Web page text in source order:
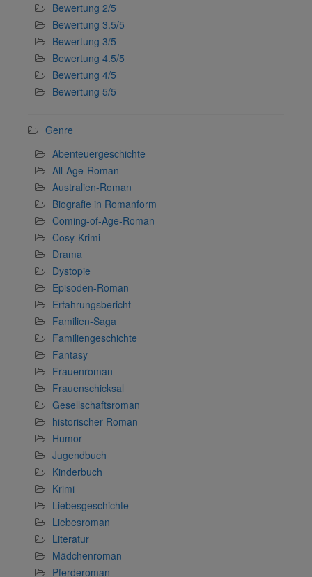
Bewertung 2/5
Bewertung 3.5/5
Bewertung 3/5
Bewertung 4.5/5
Bewertung 4/5
Bewertung 5/5
Genre
Abenteuergeschichte
All-Age-Roman
Australien-Roman
Biografie in Romanform
Coming-of-Age-Roman
Cosy-Krimi
Drama
Dystopie
Episoden-Roman
Erfahrungsbericht
Familien-Saga
Familiengeschichte
Fantasy
Frauenroman
Frauenschicksal
Gesellschaftsroman
historischer Roman
Humor
Jugendbuch
Kinderbuch
Krimi
Liebesgeschichte
Liebesroman
Literatur
Mädchenroman
Pferderoman